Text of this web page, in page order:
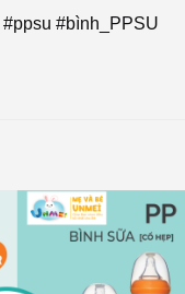
#bình_PPSU